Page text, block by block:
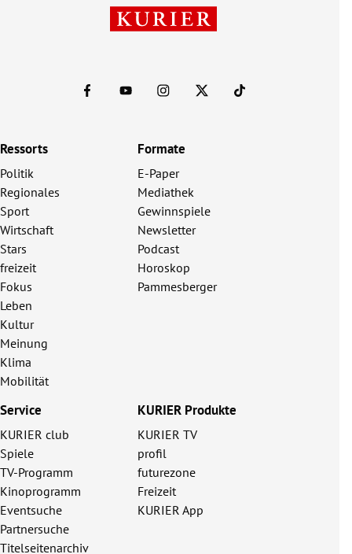
Ressorts
Politik
Regionales
Sport
Wirtschaft
Stars
freizeit
Fokus
Leben
Kultur
Meinung
Klima
Mobilität
Formate
E-Paper
Mediathek
Gewinnspiele
Newsletter
Podcast
Horoskop
Pammesberger
Service
KURIER club
Spiele
TV-Programm
Kinoprogramm
Eventsuche
Partnersuche
Titelseitenarchiv
KURIER Produkte
KURIER TV
profil
futurezone
Freizeit
KURIER App